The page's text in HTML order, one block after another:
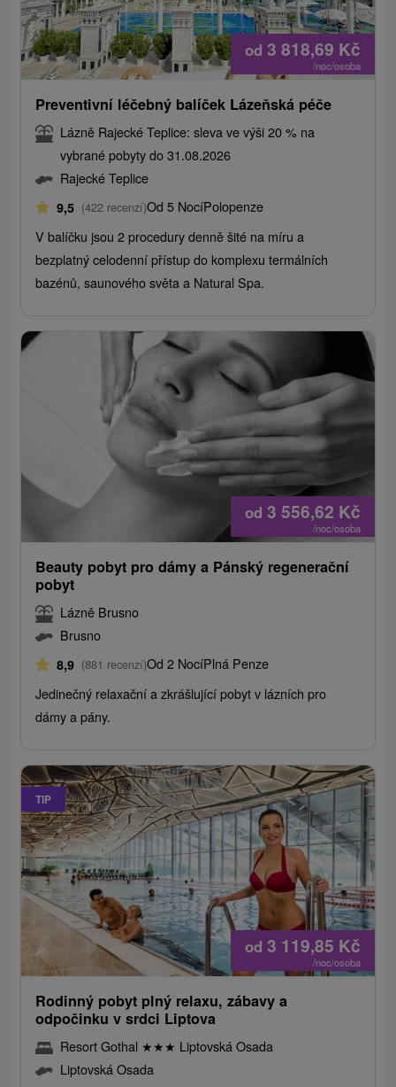
od 3 818,69 Kč
/noc/osoba
Preventivní léčebný balíček Lázeňská péče
Lázně Rajecké Teplice: sleva ve výši 20 % na
vybrané pobyty do 31.08.2026
Rajecké Teplice
9,5 (422 recenzí)Od 5 NocíPolopenze
V balíčku jsou 2 procedury denně šité na míru a
bezplatný celodenní přístup do komplexu termálních
bazénů, saunového světa a Natural Spa.
od 3 556,62 Kč
/noc/osoba
Beauty pobyt pro dámy a Pánský regenerační
pobyt
Lázně Brusno
Brusno
8,9 (881 recenzí)Od 2 NocíPlná Penze
Jedinečný relaxační a zkrášlující pobyt v lázních pro
dámy a pány.
TIP
od 3 119,85 Kč
/noc/osoba
Rodinný pobyt plný relaxu, zábavy a
odpočinku v srdci Liptova
Resort Gothal ★★★ Liptovská Osada
Liptovská Osada